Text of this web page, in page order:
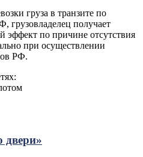
груза в транзите по
грузовладелец получает
эффект по причине отсутствия
при осуществлении
РФ.
двери»